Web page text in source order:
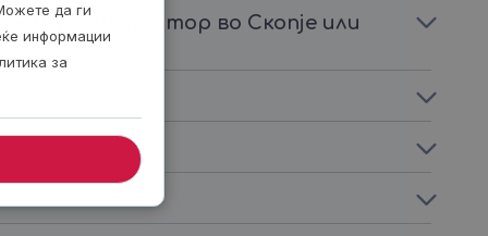
стимулатор во Скопjе или
да ги
информации
за